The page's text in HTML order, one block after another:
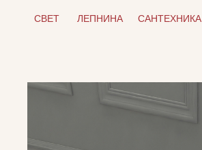
САНТЕХНИКА
ЛЕПНИНА
СВЕТ